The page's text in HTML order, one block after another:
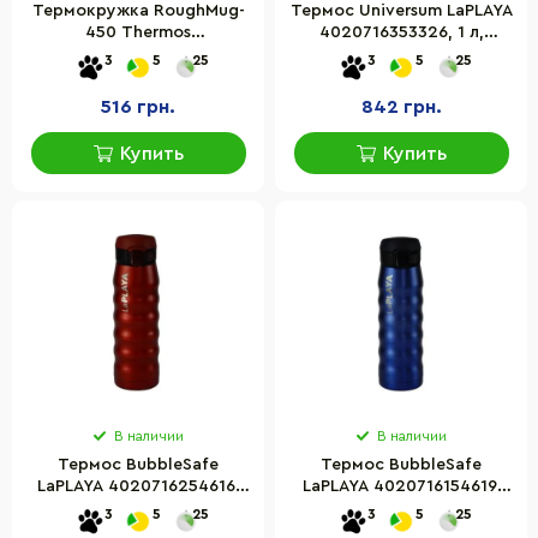
Термокружка RoughMug-
450 Thermos
5010576266293GREY, 0,4 л
3 5 25
516 грн.
Купить
Термос Universum LaPLAYA
4020716353326, 1 л,
медный
3 5 25
842 грн.
Купить
В наличии
Термос BubbleSafe
LaPLAYA 4020716254616,
0,5 л, красный
3 5 25
В наличии
Термос BubbleSafe
LaPLAYA 4020716154619,
0,5 л, синий
3 5 25